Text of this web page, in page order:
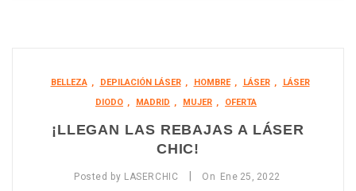
BELLEZA , DEPILACIÓN LÁSER , HOMBRE , LÁSER ,
LÁSER
DIODO , MADRID , MUJER , OFERTA
¡LLEGAN LAS REBAJAS A LÁSER
CHIC!
Posted by LASERCHIC On Ene 25, 2022